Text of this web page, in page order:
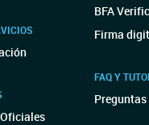
BFA
Firma
FAQ Y